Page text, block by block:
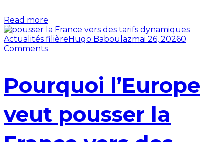
Read more
Actualités filièreHugo Baboulazmai 26, 20260
Comments
Pourquoi l’Europe
veut pousser la